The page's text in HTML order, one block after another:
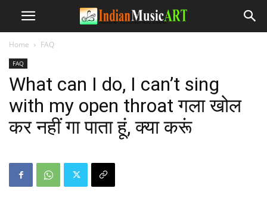
Home FAQ
FAQ
What can I do, I can’t sing
with my open throat गला खोल
कर नहीं गा पाता हूं, क्या करूं